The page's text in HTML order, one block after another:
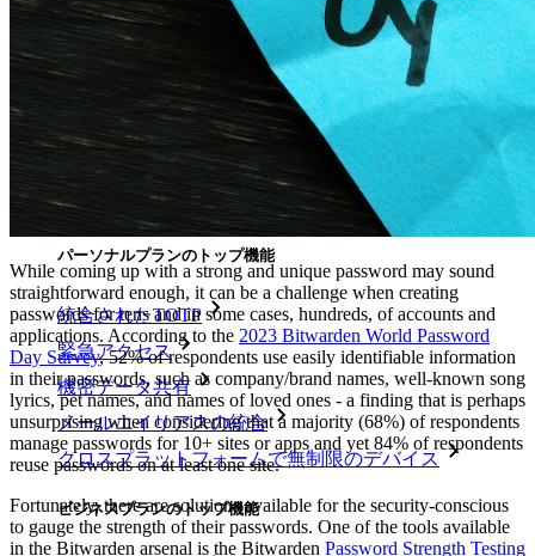
統合
パートナー
新規
アクセス・インテリジェンス
Bitwarden Authenticator
価格設定
ダウンロード
ツール＆機能
パーソナルプランのトップ機能
統合されたTOTP
緊急アクセス
機密データ共有
メールエイリアスの統合
クロスプラットフォームで無制限のデバイス
ビジネスプランのトップ機能
While coming up with a strong and unique password may sound
straightforward enough, it can be a challenge when creating
passwords for tens and in some cases, hundreds, of accounts and
applications. According to the 2023 Bitwarden World Password
Day Survey, 52% of respondents use easily identifiable information
in their passwords, such as company/brand names, well-known song
lyrics, pet names, and names of loved ones - a finding that is perhaps
unsurprising when considering that a majority (68%) of respondents
manage passwords for 10+ sites or apps and yet 84% of respondents
reuse passwords on at least one site.
Fortunately, there are solutions available for the security-conscious
to gauge the strength of their passwords. One of the tools available
in the Bitwarden arsenal is the Bitwarden Password Strength Testing